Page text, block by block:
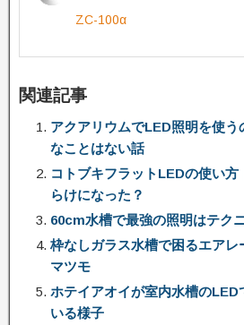
ZC-100α
関連記事
アクアリウムでLED照明を使
なことはない話
コトブキフラットLEDの使い
らけになった？
60cm水槽で最強の照明はテク
枠なしガラス水槽で困るエアレ
マツモ
ホテイアオイが室内水槽のLED
いる様子